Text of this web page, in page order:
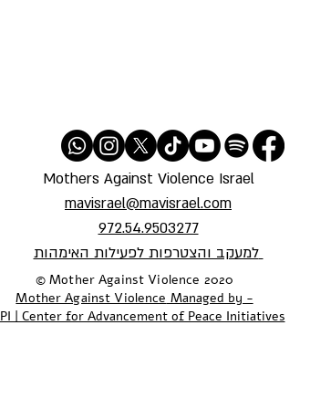
Mothers Against Violence Israel
mavisrael@mavisrael.com
972.54.9503277
למעקב והצטרפות לפעילות האימהות
​© Mother Against Violence 2020
Mother Against Violence Managed by -
| Center for Advancement of Peace Initiatives